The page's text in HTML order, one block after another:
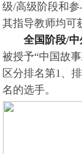
级/高级阶段和
其指导教师均可
全国阶段/
被授予“中国故
区分排名第1、
名的选手。